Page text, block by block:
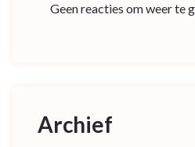
Geen reacties om weer te
Archief